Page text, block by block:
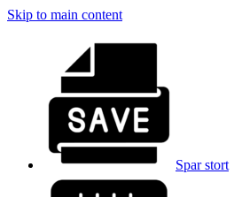
Skip to main content
Spar stort